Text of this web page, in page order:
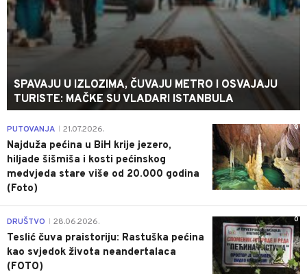
SPAVAJU U IZLOZIMA, ČUVAJU METRO I OSVAJAJU
TURISTE: MAČKE SU VLADARI ISTANBULA
0
PUTOVANJA 21.07.2026.
Najduža pećina u BiH krije jezero,
hiljade šišmiša i kosti pećinskog
medvjeda stare više od 20.000 godina
(Foto)
0
DRUŠTVO 28.06.2026.
Teslić čuva praistoriju: Rastuška pećina
kao svjedok života neandertalaca
(FOTO)